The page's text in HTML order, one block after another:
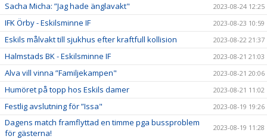
Sacha Micha: ”Jag hade änglavakt" 2023-08-24 12:25
IFK Örby - Eskilsminne IF 2023-08-23 10:59
Eskils målvakt till sjukhus efter kraftfull kollision 2023-08-22 21:37
Halmstads BK - Eskilsminne IF 2023-08-21 21:03
Alva vill vinna ”Familjekampen" 2023-08-21 20:06
Humöret på topp hos Eskils damer 2023-08-21 11:02
Festlig avslutning för ”Issa" 2023-08-19 19:26
Dagens match framflyttad en timme pga bussproblem
för gästerna!
2023-08-19 11:28